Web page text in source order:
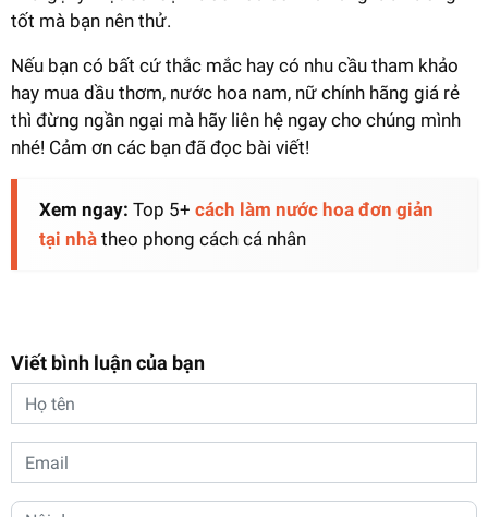
tốt mà bạn nên thử.
Nếu bạn có bất cứ thắc mắc hay có nhu cầu tham khảo
hay mua dầu thơm, nước hoa nam, nữ chính hãng giá rẻ
thì đừng ngần ngại mà hãy liên hệ ngay cho chúng mình
nhé! Cảm ơn các bạn đã đọc bài viết!
Xem ngay: Top 5+ cách làm nước hoa đơn giản
tại nhà theo phong cách cá nhân
Viết bình luận của bạn